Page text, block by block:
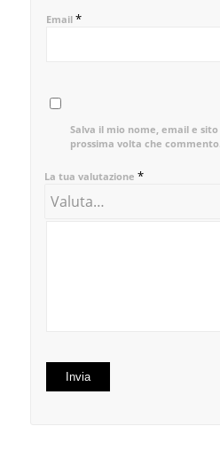
Email *
Salva il mio nome, email e
prossima volta che commento.
La tua valutazione *